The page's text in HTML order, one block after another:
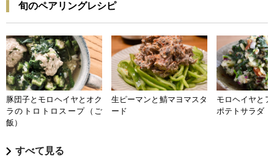
旬のペアリングレシピ
豚団子とモロヘイヤとオク
ラのトロトロスープ（ご
飯）
生ピーマンと鯖マヨマスタ
ード
モロヘイヤと
ポテトサラダ
すべて見る